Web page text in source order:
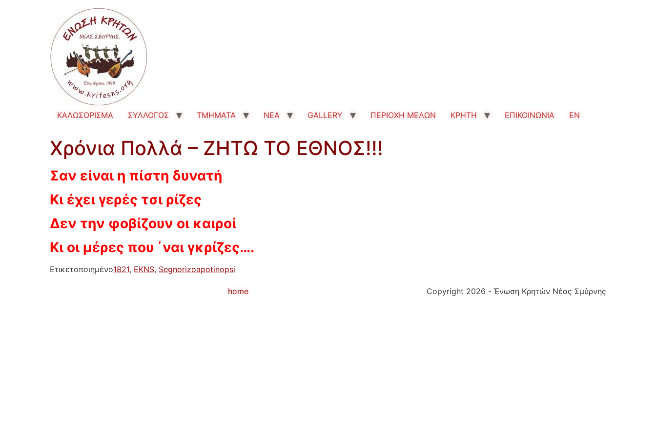
ΚΑΛΩΣΟΡΙΣΜΑ ΣΥΛΛΟΓΟΣ TMHMATA ΝΕΑ GALLERY ΠΕΡΙΟΧΗ ΜΕΛΩΝ ΚΡΗΤΗ ΕΠΙΚΟΙΝΩΝΙΑ EN
Χρόνια Πολλά – ΖΗΤΩ ΤΟ ΕΘΝΟΣ!!!
Σαν είναι η πίστη δυνατή
Κι έχει γερές τσι ρίζες
Δεν την φοβίζουν οι καιροί
Κι οι μέρες που ΄ναι γκρίζες….
Ετικετοποιημένο1821, EKNS, Segnorizoapotinopsi
home Copyright 2026 - Ένωση Κρητών Νέας Σμύρνης